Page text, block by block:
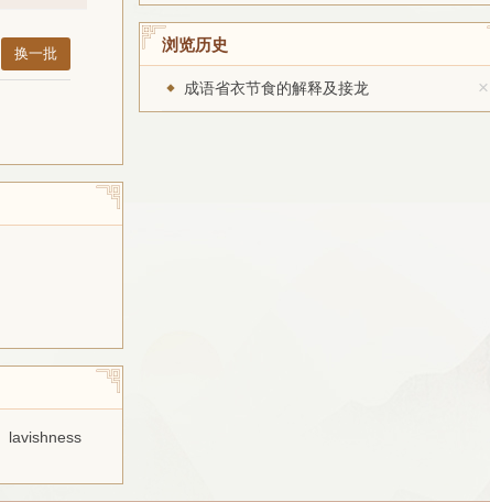
换一批
lavishness
浏览历史
成语省衣节食的解释及接龙 ×